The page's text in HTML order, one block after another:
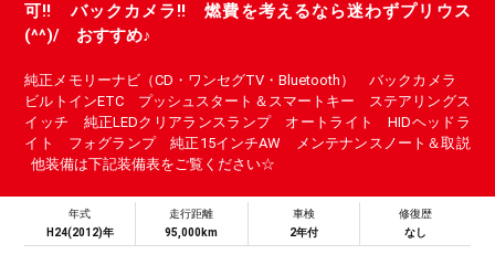
可!! バックカメラ!! 燃費を考えるなら迷わずプリウス
(^^)/ おすすめ♪
純正メモリーナビ（CD・ワンセグTV・Bluetooth） バックカメラ
ビルトインETC プッシュスタート＆スマートキー ステアリングス
イッチ 純正LEDクリアランスランプ オートライト HIDヘッドラ
イト フォグランプ 純正15インチAW メンテナンスノート＆取説
他装備は下記装備表をご覧ください☆
年式
H24(2012)年
走行距離
95,000km
車検
2年付
修復歴
なし